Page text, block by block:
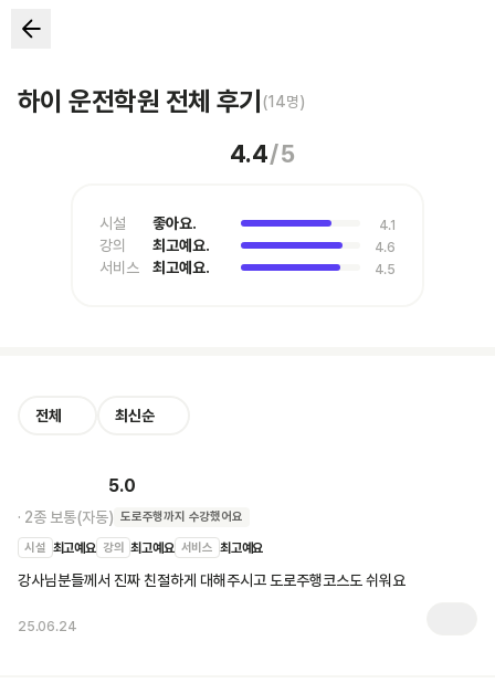
하이 운전학원 전체 후기 (14명)
4.4/5
시설 좋아요. 4.1
강의 최고예요. 4.6
서비스 최고예요. 4.5
전체 최신순
5.0
· 2종 보통(자동) 도로주행까지 수강했어요
시설 최고예요 강의 최고예요 서비스 최고예요
강사님분들께서 진짜 친절하게 대해주시고 도로주행코스도 쉬워요
25.06.24